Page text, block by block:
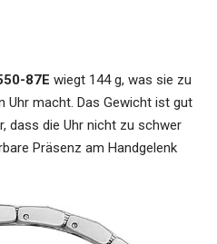
87E wiegt 144 g, was sie zu
Uhr macht. Das Gewicht ist gut
dass die Uhr nicht zu schwer
Präsenz am Handgelenk